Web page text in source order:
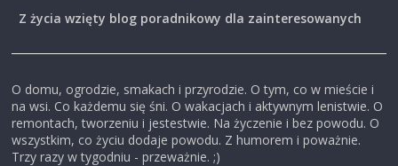
Z życia wzięty blog poradnikowy dla zainteresowanych
O domu, ogrodzie, smakach i przyrodzie. O tym, co w mieście i
na wsi. Co każdemu się śni. O wakacjach i aktywnym lenistwie. O
remontach, tworzeniu i jestestwie. Na życzenie i bez powodu. O
wszystkim, co życiu dodaje powodu. Z humorem i poważnie.
Trzy razy w tygodniu - przeważnie. ;)